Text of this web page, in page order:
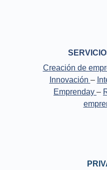
Creación de
Innovación –
Emprenday –